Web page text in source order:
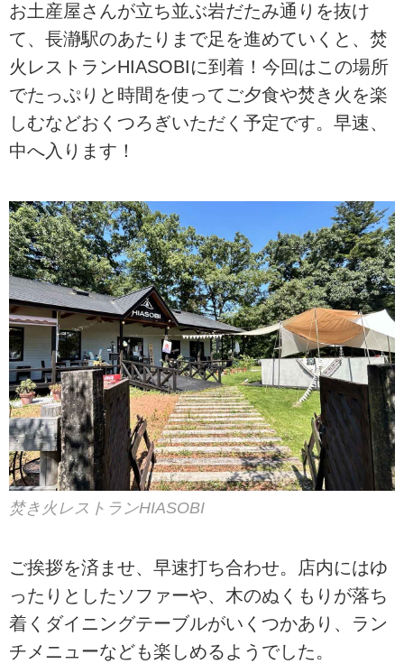
お土産屋さんが立ち並ぶ岩だたみ通りを抜け
て、長瀞駅のあたりまで足を進めていくと、焚
火レストランHIASOBIに到着！今回はこの場所
でたっぷりと時間を使ってご夕食や焚き火を楽
しむなどおくつろぎいただく予定です。早速、
中へ入ります！
焚き火レストランHIASOBI
ご挨拶を済ませ、早速打ち合わせ。店内にはゆ
ったりとしたソファーや、木のぬくもりが落ち
着くダイニングテーブルがいくつかあり、ラン
チメニューなども楽しめるようでした。